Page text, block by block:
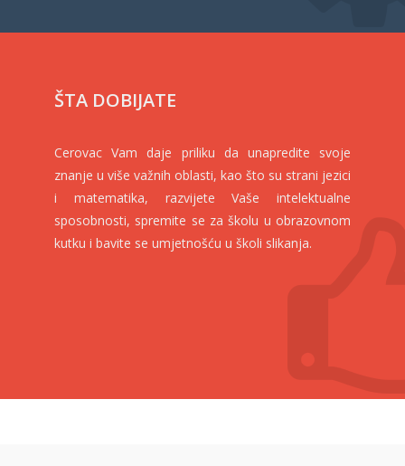
ŠTA DOBIJATE
Cerovac Vam daje priliku da unapredite svoje
znanje u više važnih oblasti, kao što su strani jezici
i matematika, razvijete Vaše intelektualne
sposobnosti, spremite se za školu u obrazovnom
kutku i bavite se umjetnošću u školi slikanja.